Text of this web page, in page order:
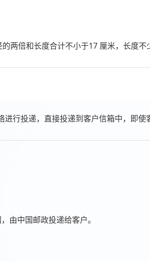
两倍和长度合计不小于17 厘米，长度不
行投递，直接投递到客户信箱中，即使
由中国邮政投递给客户。